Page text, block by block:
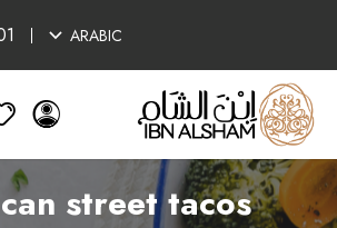
ARABIC
street tacos